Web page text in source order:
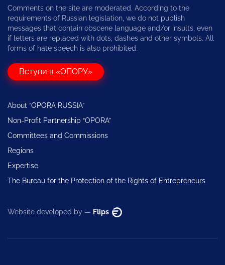
Comments on the site are moderated. According to the
requirements of Russian legislation, we do not publish
messages that contain obscene language and/or insults, even
if letters are replaced with dots, dashes and other symbols. All
forms of hate speech is also prohibited.
Вступи в «ОПОРУ»
About “OPORA RUSSIA”
Non-Profit Partnership “OPORA”
Committees and Commissions
Regions
Expertise
The Bureau for the Protection of the Rights of Entrepreneurs
Website developed by — Flips